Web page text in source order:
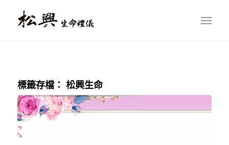
標籤存檔： 松興生命